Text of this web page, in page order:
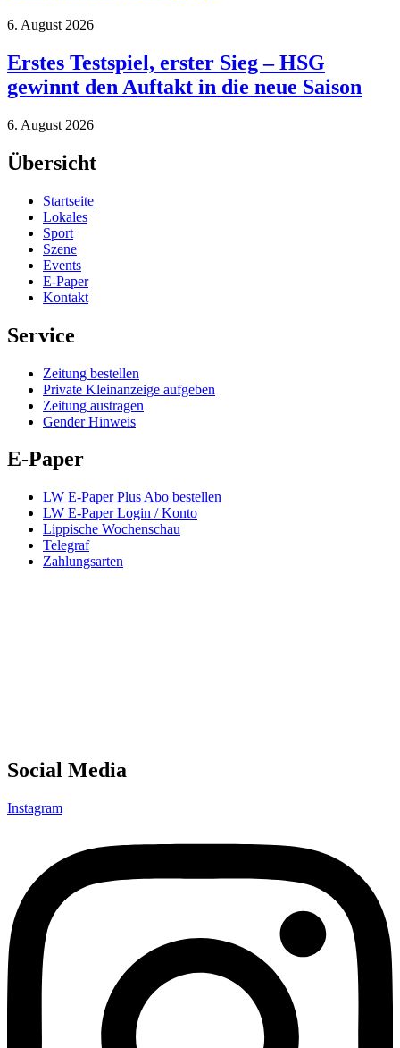
6. August 2026
Erstes Testspiel, erster Sieg – HSG
gewinnt den Auftakt in die neue Saison
6. August 2026
Übersicht
Startseite
Lokales
Sport
Szene
Events
E-Paper
Kontakt
Service
Zeitung bestellen
Private Kleinanzeige aufgeben
Zeitung austragen
Gender Hinweis
E-Paper
LW E-Paper Plus Abo bestellen
LW E-Paper Login / Konto
Lippische Wochenschau
Telegraf
Zahlungsarten
Social Media
Instagram